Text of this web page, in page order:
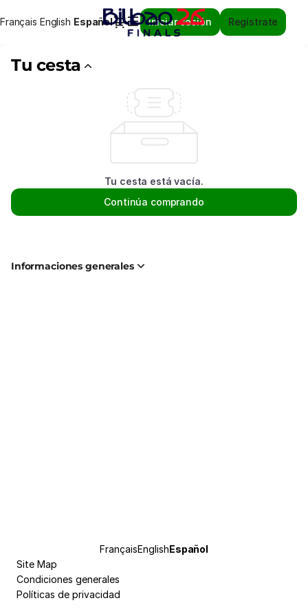
Français English Idioma
Español Diálogo
Iniciar sesión Regístrate
cesta
Ekintza
Tu cesta
Tu cesta está vacía.
Continúa comprando
Informaciones generales
de
página
FrançaisEnglishIdioma
Español
Site Map
Condiciones generales
Políticas de privacidad